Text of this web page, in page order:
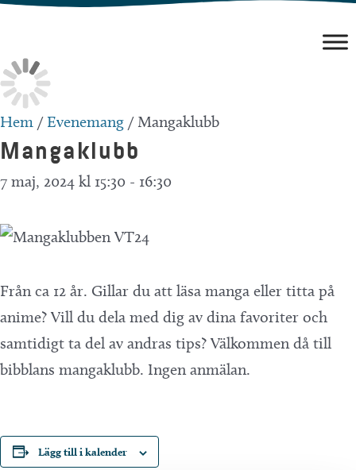
Hoppa
innehåll
Hem /Evenemang / Mangaklubb
Mangaklubb
7 maj, 2024 kl 15:30 - 16:30
Från ca 12 år. Gillar du att läsa manga eller titta på
anime? Vill du dela med dig av dina favoriter och
samtidigt ta del av andras tips? Välkommen då till
bibblans mangaklubb. Ingen anmälan.
Lägg till i kalender